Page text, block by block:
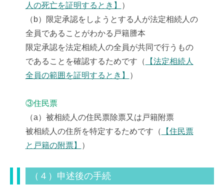
人の死亡を証明するとき】
）
（b）限定承認をしようとする人が法定相続人の
全員であることがわかる戸籍謄本
限定承認を法定相続人の全員が共同で行うもの
であることを確認するためです（ 【法定相続人
全員の範囲を証明するとき】
）
③住民票
（a）被相続人の住民票除票又は戸籍附票
被相続人の住所を特定するためです（ 【住民票
と戸籍の附票】
）
（４）申述後の手続